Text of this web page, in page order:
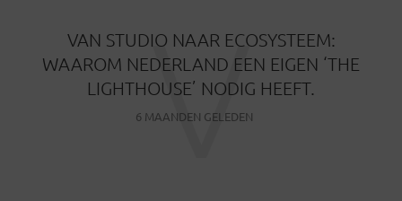
VAN STUDIO NAAR ECOSYSTEEM:
WAAROM NEDERLAND EEN EIGEN ‘THE
LIGHTHOUSE’ NODIG HEEFT.
6 MAANDEN GELEDEN
V